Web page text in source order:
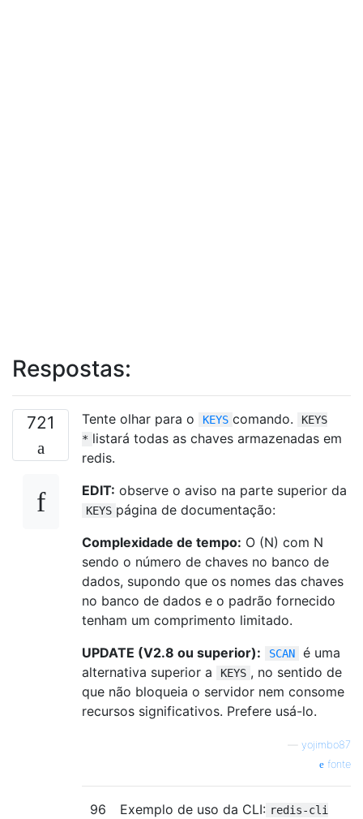
Respostas:
721 Tente olhar para o KEYS comando.
KEYS
* listará todas as chaves armazenadas em
redis.
EDIT: observe o aviso na parte superior da
KEYS página de documentação:
Complexidade de tempo: O (N) com N
sendo o número de chaves no banco de
dados, supondo que os nomes das chaves
no banco de dados e o padrão fornecido
tenham um comprimento limitado.
UPDATE (V2.8 ou superior):
SCAN
é uma
alternativa superior a
KEYS , no sentido de
que não bloqueia o servidor nem consome
recursos significativos. Prefere usá-lo.
yojimbo87
fonte
96 Exemplo de uso da CLI: redis-cli